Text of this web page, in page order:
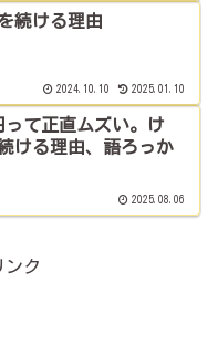
続ける理由
2024.10.10 2025.01.10
って正直ムズい。け
ける理由、語ろっか
2025.08.06
ンク